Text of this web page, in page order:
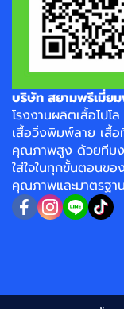
บริษัท สยามพรีเมี่ย
โรงงานผลิตเสื้อโปโล
เสื้อวิ่งพิมพ์ลาย เสื้
คุณภาพสูง ด้วยทีมง
ใส่ใจในทุกขั้นตอนข
คุณภาพและมาตรฐาน